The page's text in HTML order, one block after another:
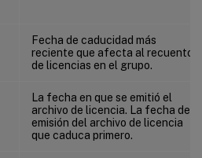
Fecha de caducidad más
reciente que afecta al recuento
de licencias en el grupo.
La fecha en que se emitió el
archivo de licencia. La fecha de
emisión del archivo de licencia
que caduca primero.